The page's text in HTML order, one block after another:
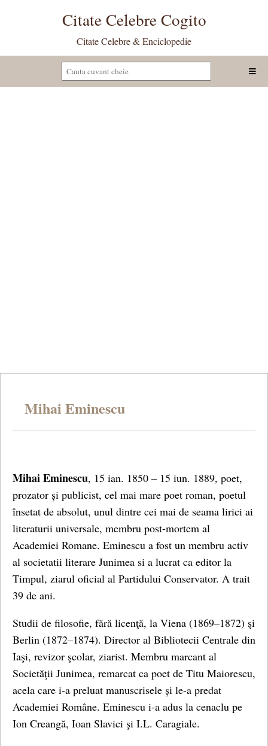
Citate Celebre Cogito
Citate Celebre & Enciclopedie
Mihai Eminescu
Mihai Eminescu, 15 ian. 1850 – 15 iun. 1889, poet,
prozator și publicist, cel mai mare poet roman, poetul
însetat de absolut, unul dintre cei mai de seama lirici ai
literaturii universale, membru post-mortem al
Academiei Romane. Eminescu a fost un membru activ
al societatii literare Junimea si a lucrat ca editor la
Timpul, ziarul oficial al Partidului Conservator. A trait
39 de ani.
Studii de filosofie, fără licenţă, la Viena (1869–1872) şi
Berlin (1872–1874). Director al Bibliotecii Centrale din
Iaşi, revizor şcolar, ziarist. Membru marcant al
Societăţii Junimea, remarcat ca poet de Titu Maiorescu,
acela care i-a preluat manuscrisele și le-a predat
Academiei Române. Eminescu i-a adus la cenaclu pe
Ion Creangă, Ioan Slavici şi I.L. Caragiale.